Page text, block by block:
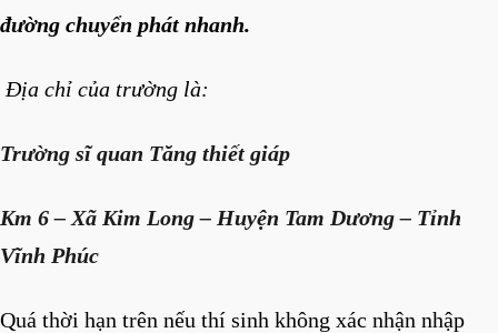
đường chuyển phát nhanh.
Địa chỉ của trường là:
Trường sĩ quan Tăng thiết giáp
Km 6 – Xã Kim Long – Huyện Tam Dương – Tỉnh
Vĩnh Phúc
Quá thời hạn trên nếu thí sinh không xác nhận nhập